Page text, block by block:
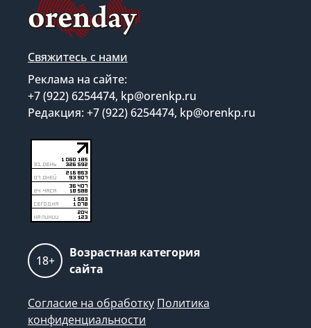
Свяжитесь с нами
Реклама на сайте:
+7 (922) 6254474, kp@orenkp.ru
Редакция: +7 (922) 6254474, kp@orenkp.ru
18+
Возрастная категория
сайта
Согласие на обработку Политика
конфиденциальности